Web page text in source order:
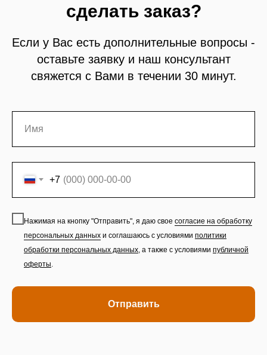
сделать заказ?
Если у Вас есть дополнительные вопросы -
оставьте заявку и наш консультант
свяжется с Вами в течении 30 минут.
+7
Нажимая на кнопку "Отправить", я даю свое согласие на обработку
персональных данных и соглашаюсь с условиями политики
обработки персональных данных, а также с условиями публичной
оферты.
Отправить